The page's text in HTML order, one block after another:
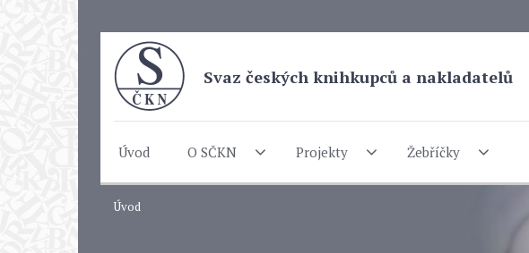
Svaz českých knihkupců a nakladatelů
Úvod O SČKN Projekty Žebříčky
Úvod